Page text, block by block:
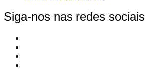
Siga-nos nas redes sociais